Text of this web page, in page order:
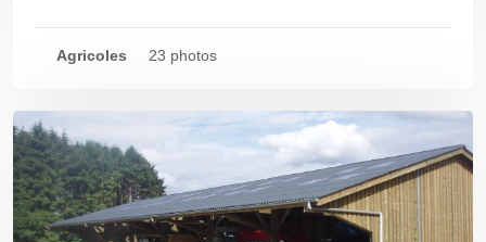
Agricoles 23 photos